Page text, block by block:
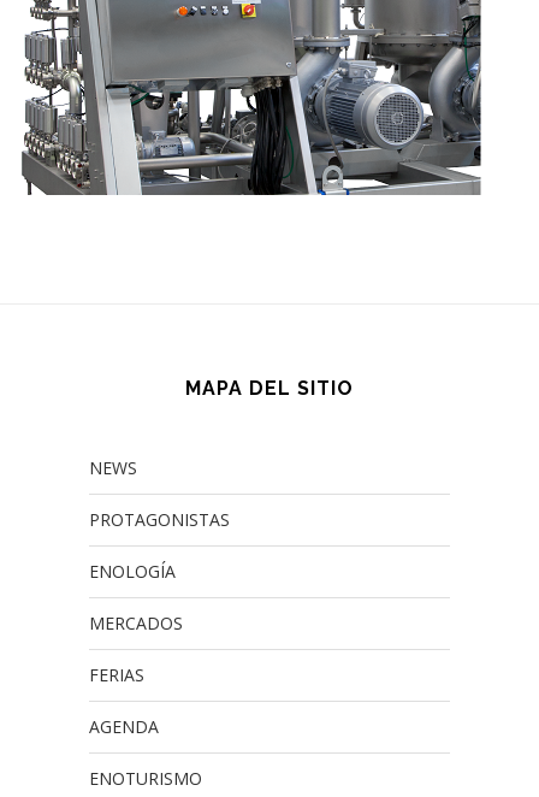
MAPA DEL SITIO
NEWS
PROTAGONISTAS
ENOLOGÍA
MERCADOS
FERIAS
AGENDA
ENOTURISMO